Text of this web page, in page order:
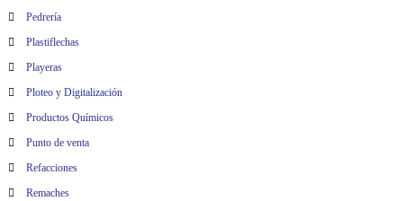
Pedrería
Plastiflechas
Playeras
Ploteo y Digitalización
Productos Químicos
Punto de venta
Refacciones
Remaches